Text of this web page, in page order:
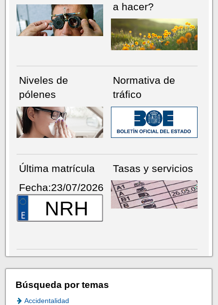
a hacer?
Niveles de
pólenes
Normativa de
tráfico
Última matrícula
Fecha:23/07/2026
NRH
Tasas y servicios
Búsqueda por temas
Accidentalidad